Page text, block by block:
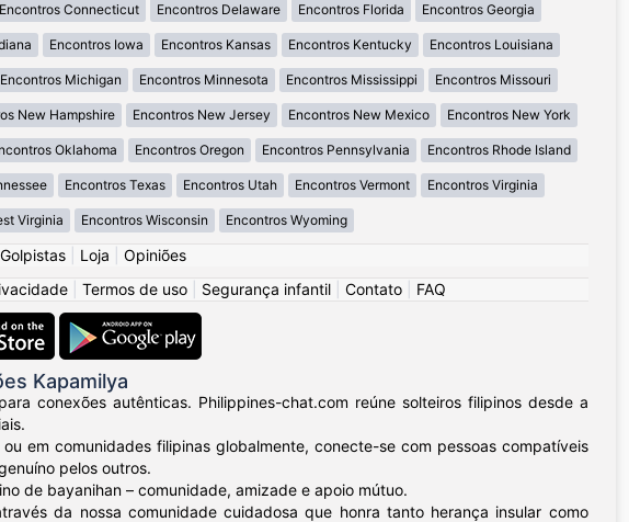
Encontros Connecticut Encontros Delaware Encontros Florida Encontros Georgia
Encontros Iowa Encontros Kansas Encontros Kentucky Encontros Louisiana
Encontros Michigan Encontros Minnesota Encontros Mississippi Encontros Missouri
New Hampshire Encontros New Jersey Encontros New Mexico Encontros New York
Oklahoma Encontros Oregon Encontros Pennsylvania Encontros Rhode Island
Encontros Texas Encontros Utah Encontros Vermont Encontros Virginia
Virginia Encontros Wisconsin Encontros Wyoming
Golpistas Loja
Opiniões
Termos de uso Segurança infantil Contato FAQ
Kapamilya
conexões autênticas. Philippines-chat.com reúne solteiros filipinos desde a
em comunidades filipinas globalmente, conecte-se com pessoas compatíveis
pelos outros.
de bayanihan – comunidade, amizade e apoio mútuo.
da nossa comunidade cuidadosa que honra tanto herança insular como